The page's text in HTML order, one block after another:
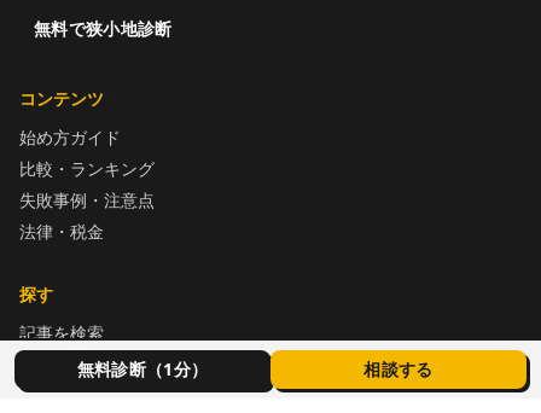
無料で狭小地診断
コンテンツ
始め方ガイド
比較・ランキング
失敗事例・注意点
法律・税金
探す
記事を検索
タグ一覧無料診断（1分） 相談する